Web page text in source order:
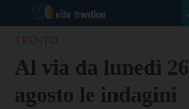
Al via da lunedì 26
agosto le indagini